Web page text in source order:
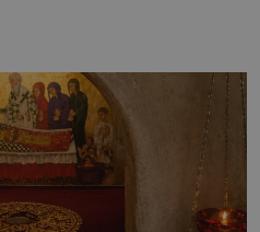
záhadám
nějaký pravdivý základ?
se přez